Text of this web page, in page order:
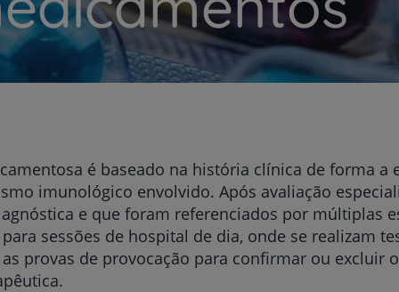
é baseado na história clínica de forma a
imunológico envolvido. Após avaliação
e que foram referenciados por múltiplas
sessões de hospital de dia, onde se realizam
provas de provocação para confirmar ou excluir